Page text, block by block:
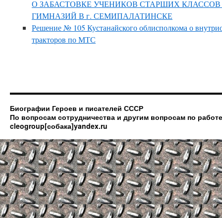
О ЗАБАСТОВКЕ УЧЕНИКОВ СТАРШИХ
ГИМНАЗИЙ В г. СЕМИПАЛАТИНСКЕ
Решение № 105 Кустанайского облисполкома о
тракторов по МТС
Биографии Героев и писателей СССР
По вопросам сотрудничества и другим вопросам по
cleogroup[собака]yandex.ru